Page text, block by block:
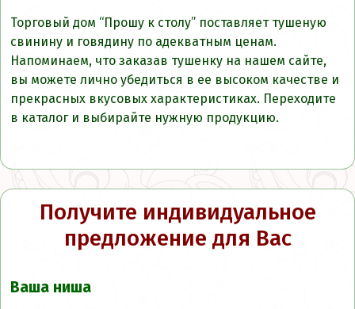
Торговый дом “Прошу к столу” поставляет тушеную
свинину и говядину по адекватным ценам.
Напоминаем, что заказав тушенку на нашем сайте,
вы можете лично убедиться в ее высоком качестве и
прекрасных вкусовых характеристиках. Переходите
в каталог и выбирайте нужную продукцию.
Получите индивидуальное
предложение для Вас
Ваша ниша